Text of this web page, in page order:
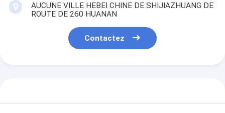
AUCUNE VILLE HEBEI CHINE DE SHIJIAZHUANG DE
ROUTE DE 260 HUANAN
Contactez